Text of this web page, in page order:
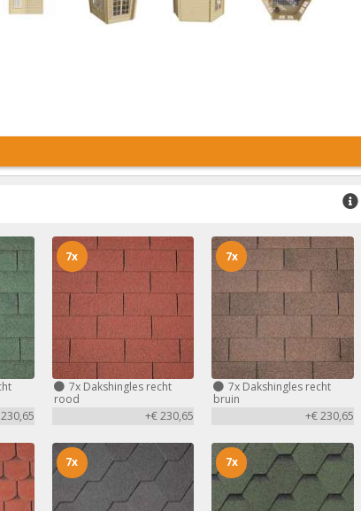
7xDakshingles recht
rood
+€ 230,65
7x
7x Dakshingles recht
bruin
+€ 230,65
7x
7x 7x